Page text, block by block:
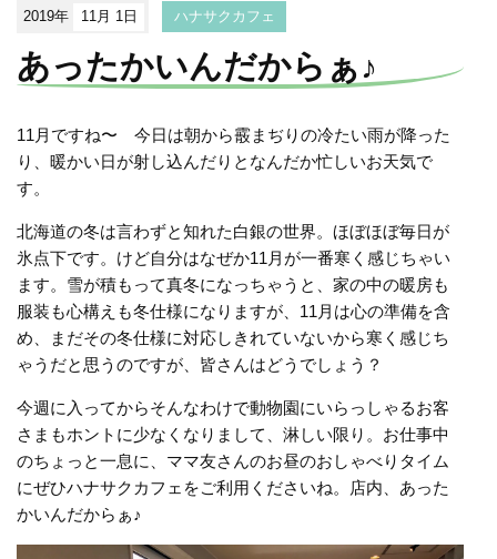
2019年 11月 1日 ハナサクカフェ
あったかいんだからぁ♪
11月ですね〜 今日は朝から霰まぢりの冷たい雨が降った
り、暖かい日が射し込んだりとなんだか忙しいお天気で
す。
北海道の冬は言わずと知れた白銀の世界。ほぼほぼ毎日が
氷点下です。けど自分はなぜか11月が一番寒く感じちゃい
ます。雪が積もって真冬になっちゃうと、家の中の暖房も
服装も心構えも冬仕様になりますが、11月は心の準備を含
め、まだその冬仕様に対応しきれていないから寒く感じち
ゃうだと思うのですが、皆さんはどうでしょう？
今週に入ってからそんなわけで動物園にいらっしゃるお客
さまもホントに少なくなりまして、淋しい限り。お仕事中
のちょっと一息に、ママ友さんのお昼のおしゃべりタイム
にぜひハナサクカフェをご利用くださいね。店内、あった
かいんだからぁ♪